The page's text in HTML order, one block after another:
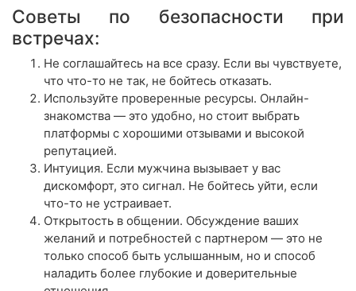
Советы по безопасности при
встречах:
Не соглашайтесь на все сразу. Если вы чувствуете,
что что-то не так, не бойтесь отказать.
Используйте проверенные ресурсы. Онлайн-
знакомства — это удобно, но стоит выбрать
платформы с хорошими отзывами и высокой
репутацией.
Интуиция. Если мужчина вызывает у вас
дискомфорт, это сигнал. Не бойтесь уйти, если
что-то не устраивает.
Открытость в общении. Обсуждение ваших
желаний и потребностей с партнером — это не
только способ быть услышанным, но и способ
наладить более глубокие и доверительные